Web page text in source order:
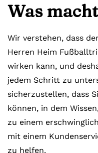
Was
Wir verstehen, dass
Herren Heim
wirken kann, und
jedem Schritt zu
sicherzustellen, dass
können, in dem
zu einem
mit einem
zu helfen.